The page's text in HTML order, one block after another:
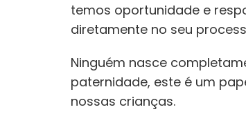
temos oportunidade e
diretamente no seu
Ninguém nasce
paternidade, este é um
nossas crianças.